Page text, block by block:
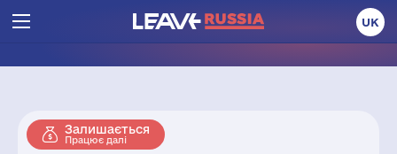
UK
Залишається
Працює далі